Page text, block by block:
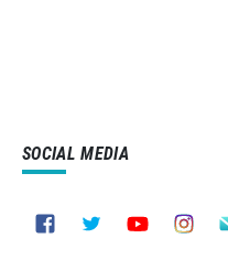
SOCIAL MEDIA